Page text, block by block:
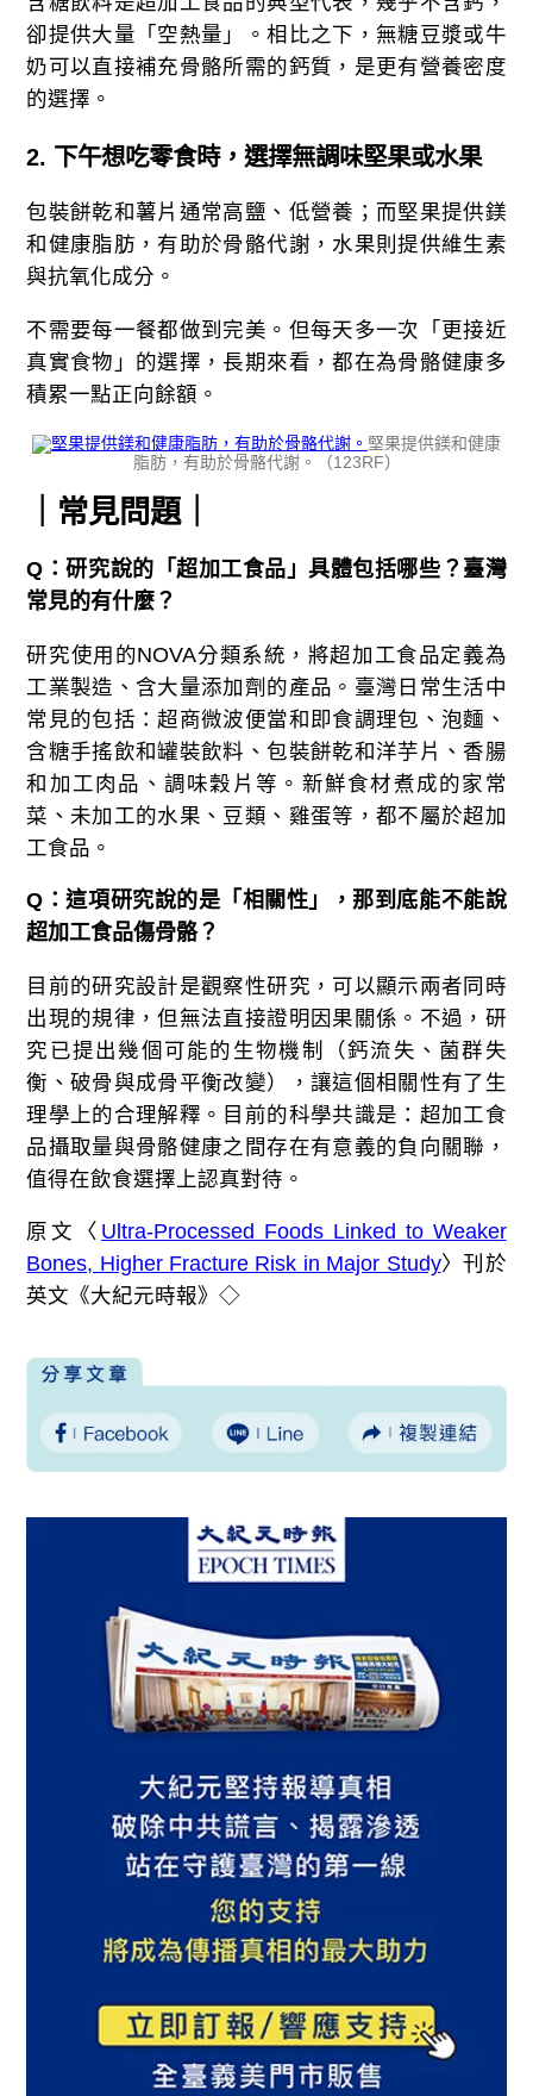
卻提供大量「空熱量」。相比之下，無糖豆漿或牛
奶可以直接補充骨骼所需的鈣質，是更有營養密度
的選擇。
2. 下午想吃零食時，選擇無調味堅果或水果
包裝餅乾和薯片通常高鹽、低營養；而堅果提供鎂
和健康脂肪，有助於骨骼代謝，水果則提供維生素
與抗氧化成分。
不需要每一餐都做到完美。但每天多一次「更接近
真實食物」的選擇，長期來看，都在為骨骼健康多
積累一點正向餘額。
堅果提供鎂和健康
脂肪，有助於骨骼代謝。（123RF）
｜常見問題｜
Q ：研究說的「超加工食品」具體包括哪些？臺灣
常見的有什麼？
研究使用的NOVA分類系統，將超加工食品定義為
工業製造、含大量添加劑的產品。臺灣日常生活中
常見的包括：超商微波便當和即食調理包、泡麵、
含糖手搖飲和罐裝飲料、包裝餅乾和洋芋片、香腸
和加工肉品、調味穀片等。新鮮食材煮成的家常
菜、未加工的水果、豆類、雞蛋等，都不屬於超加
工食品。
Q ：這項研究說的是「相關性」，那到底能不能說
超加工食品傷骨骼？
目前的研究設計是觀察性研究，可以顯示兩者同時
出現的規律，但無法直接證明因果關係。不過，研
究已提出幾個可能的生物機制（鈣流失、菌群失
衡、破骨與成骨平衡改變），讓這個相關性有了生
理學上的合理解釋。目前的科學共識是：超加工食
品攝取量與骨骼健康之間存在有意義的負向關聯，
值得在飲食選擇上認真對待。
原文〈 Ultra-Processed Foods Linked to Weaker
Bones, Higher Fracture Risk in Major Study〉刊於
英文《大紀元時報》◇